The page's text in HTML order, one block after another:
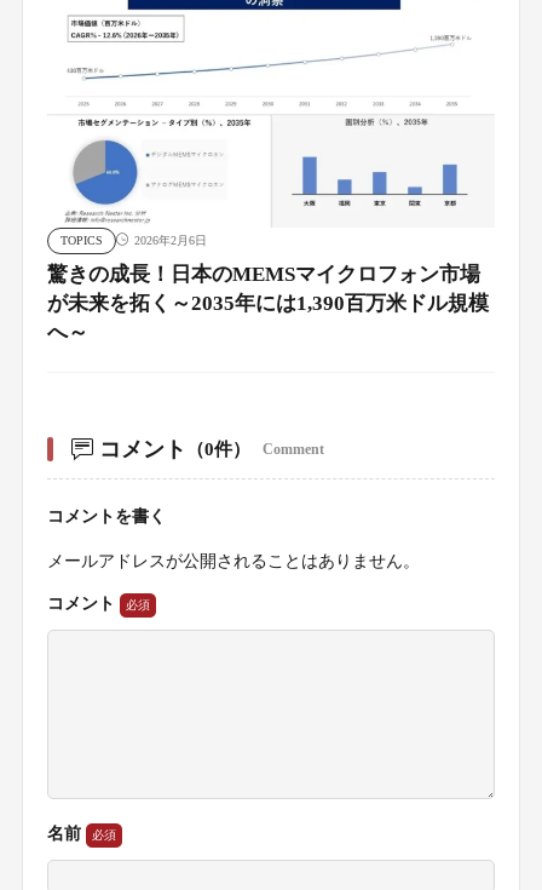
TOPICS 2026年2月6日
驚きの成長！日本のMEMSマイクロフォン市場
が未来を拓く～2035年には1,390百万米ドル規模
へ～
コメント （0件） Comment
コメントを書く
メールアドレスが公開されることはありません。
コメント
名前